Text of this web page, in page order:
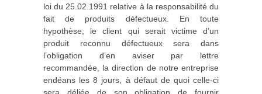
loi du 25.02.1991 relative à la responsabilité du
fait de produits défectueux. En toute
hypothèse, le client qui serait victime d’un
produit reconnu défectueux sera dans
l’obligation d’en aviser par lettre
recommandée, la direction de notre entreprise
endéans les 8 jours, à défaut de quoi celle‐ci